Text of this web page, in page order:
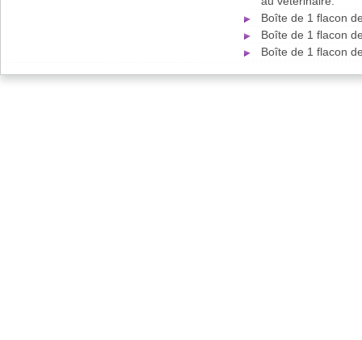
Boîte de 1 flacon
Boîte de 1 flacon
Boîte de 1 flacon